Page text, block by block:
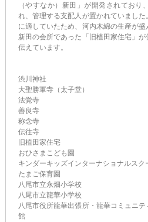
（やすなか）新田」が開発されており
れ、管理する支配人が置かれていまし
に適していたため、河内木綿の生産が
新田の会所であった「旧植田家住宅」
伝えています。
渋川神社
大聖勝軍寺（太子堂）
法覚寺
善良寺
称念寺
伝往寺
旧植田家住宅
おひさまこども園
キンダーキッズインターナショナルスク
たまご保育園
八尾市立永畑小学校
八尾市立龍華小学校
八尾市役所龍華出張所・龍華コミュニ
館